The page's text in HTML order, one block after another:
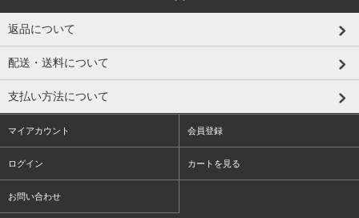
返品について
配送・送料について
支払い方法について
マイアカウント 会員登録
ログイン カートを見る
お問い合わせ